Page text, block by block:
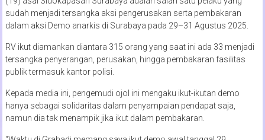
sudah menjadi tersangka aksi pengerusakan serta pembakaran
dalam aksi Demo anarkis di Surabaya pada 29–31 Agustus 2025.
RV ikut diamankan diantara 315 orang yang saat ini ada 33 menjadi
tersangka penyerangan, perusakan, hingga pembakaran fasilitas
publik termasuk kantor polisi.
Kepada media ini, pengemudi ojol ini mengaku ikut-ikutan demo
hanya sebagai solidaritas dalam penyampaian pendapat saja,
namun dia tak menampik jika ikut dalam pembakaran.